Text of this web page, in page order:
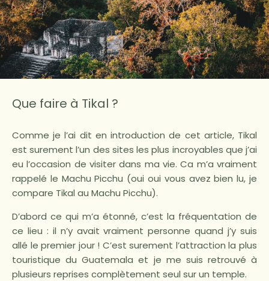
Que faire à Tikal ?
Comme je l’ai dit en introduction de cet article, Tikal
est surement l’un des sites les plus incroyables que j’ai
eu l’occasion de visiter dans ma vie. Ca m’a vraiment
rappelé le Machu Picchu (oui oui vous avez bien lu, je
compare Tikal au Machu Picchu).
D’abord ce qui m’a étonné, c’est la fréquentation de
ce lieu : il n’y avait vraiment personne quand j’y suis
allé le premier jour ! C’est surement l’attraction la plus
touristique du Guatemala et je me suis retrouvé à
plusieurs reprises complètement seul sur un temple.